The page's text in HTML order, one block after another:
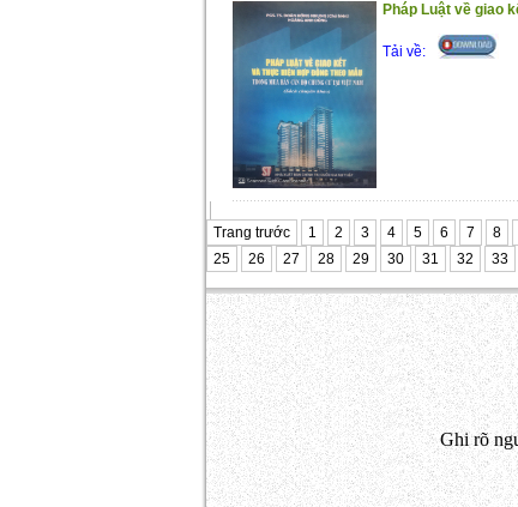
Pháp Luật về giao
Tải về:
Trang trước 1 2 3 4 5 6 7 8
25
26 27 28 29 30 31 32 33
Ghi rõ